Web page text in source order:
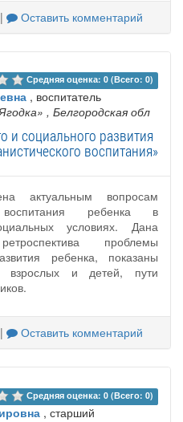
| Оставить комментарий
Средняя оценка: 0 (Всего: 0)
, воспитатель
, Белгородская обл
и социального развития
воспитания»
актуальным вопросам
воспитания ребенка в
условиях. Дана
проблемы
ребенка, показаны
взрослых и детей, пути
| Оставить комментарий
Средняя оценка: 0 (Всего: 0)
, старший